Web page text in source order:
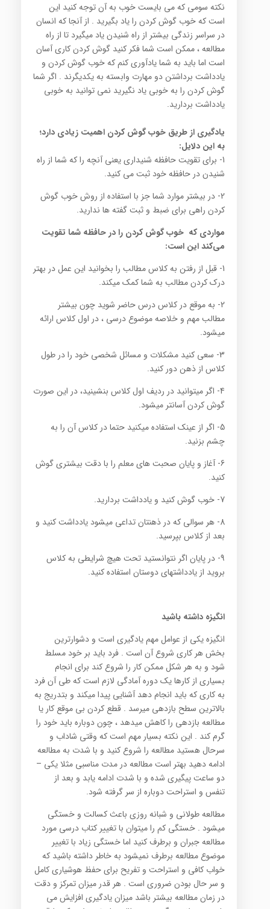
نكته سومی كه می بایست خوب به آن توجه كنید این
است كه خوب گوش كردن را یاد بگیرید . از آنجا كه انسان
در ‏سراسر زندگی بیشتر از راه شنیدن یاد میگیرد تا از راه
مطالعه ، ممكن است شما فكر كنید گوش كردن كاری آسان
است اما ‏باید به شما یادآوری كنم كه خوب گوش كردن و
یادداشت برداشتن دو مهارت وابسته به یكدیگرند . اگر شما
گوش كردن ‏را به خوبی یاد نگیرید نمی توانید به خوبی
یادداشت بردارید‎ .‎
یادگیری از طریق خوب گوش كردن اهمیت زیادی دارد؛
به این دلایل:
1- برای تقویت حافظه شنیداری یعنی آنچه را كه شما از راه
شنیدن در حافظه خود ثبت می كنید‎ .‎
2- در بیشتر موارد شما جز با استفاده از روش خوب گوش
كردن راهی برای ضبط و ثبت گفته ها ندارید.
مواردی که خوب گوش كردن را در حافظه شما تقویت
می‌كند این است‎:‎
1- قبل از رفتن به كلاس مطالب را بخوانید این عمل در بهتر
درك كردن مطالب به شما كمك میكند‎.‎
2- ‎به موقع در كلاس درس حاضر شوید چون بیشتر
مطالب مهم و خلاصه موضوع درسی ، در اول كلاس ارائه
میشود‎.‎
3- ‎سعی كنید مشكلات و مسائل شخصی خود را در طول
كلاس از ذهن دور كنید‎.‎
4- ‎اگر میتوانید در ردیف اول كلاس بنشینید، در این صورت
گوش كردن آسانتر میشود‎.‎
5- اگر از عینك استفاده میكنید حتما در كلاس آن را به
چشم بزنید‎.‎
6- آغاز و پایان صحبت های معلم را با دقت بیشتری گوش
كنید‎.‎
8- هر سوالی كه در ذهنتان تداعی میشود یادداشت كنید و
بعد از كلاس بپرسید‎.‎
9- در پایان اگر نتوانستید تحت هیچ شرایطی به كلاس
بروید از یادداشتهای دوستان استفاده كنید‎.‎
انگیزه داشته باشید
انگیزه یكی از عوامل مهم یادگیری است و دشوارترین
بخش هر كاری شروع آن است . فرد باید بر خود مسلط
شود و به ‏هر شكل ممكن كار را شروع كند برای انجام
بسیاری از كارها یك دوره آمادگی لازم است كه طی آن فرد
به كاری كه ‏باید انجام دهد آشنایی پیدا میكند و بتدریج به
بالاترین سطح بازدهی میرسد . قطع كردن بی موقع كار یا
مطالعه بازدهی را ‏كاهش میدهد ، چون دوباره باید خود را
گرم كند . این نكته بسیار مهم است كه وقتی شاداب و
سرحال هستید مطالعه را ‏شروع كنید و با شدت به مطالعه
ادامه دهید بهتر است مطالعه در مدت مناسبی مثلا یكی –
دو ساعت پیگیری شده و با ‏شدت ادامه یابد و بعد از
تنفس و استراحت دوباره از سر گرفته شود‎.‎
مطالعه طولانی و شبانه روزی باعث كسالت و خستگی
میشود . خستگی كم را میتوان با تغییر كتاب درسی مورد
مطالعه ‏جبران و برطرف كنید اما خستگی زیاد با تغییر
موضوع مطالعه برطرف نمیشود به خاطر داشته باشید كه
خواب كافی و ‏استراحت و تفریح برای حفظ هوشیاری كامل
و سر حال بودن ضروری است . هر قدر میزان تمركز و دقت
در زمان مطالعه ‏بیشتر باشد میزان یادگیری افزایش می